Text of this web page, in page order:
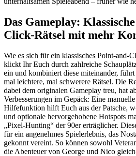
Das Gameplay:
Click-Rätsel mit mehr
Wie es sich für ein klassisches Point-and-
klickt Ihr Euch durch zahlreiche
ein und kombiniert diese miteinander,
mal leichtere, mal schwerere Rätsel. Die
dabei dem originalen Gameplay treu, hat
Verbesserungen im Gepäck: Eine
Hilfefunktion hilft Euch aus der Patsche,
und optionale hervorgehobene Hotspots
„Pixel-Hunting“ der 90er erträglicher.
für ein angenehmes Spielerlebnis, das
gekonnt vereint. So können sowohl
die Abenteuer von George und Nico